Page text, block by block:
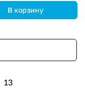
В корзину
13